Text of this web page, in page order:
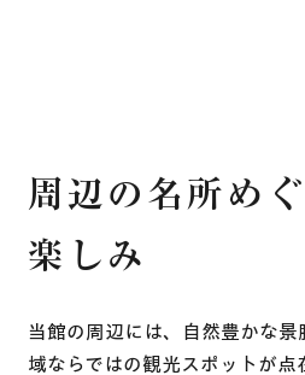
周辺の名所め
楽しみ
当館の周辺には、自然豊かな
域ならではの観光スポットが点